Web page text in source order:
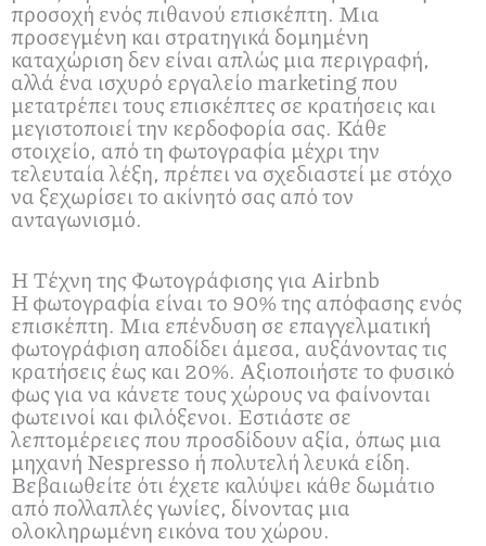
προσοχή ενός πιθανού επισκέπτη. Μια
προσεγμένη και στρατηγικά δομημένη
καταχώριση δεν είναι απλώς μια περιγραφή,
αλλά ένα ισχυρό εργαλείο marketing που
μετατρέπει τους επισκέπτες σε κρατήσεις και
μεγιστοποιεί την κερδοφορία σας. Κάθε
στοιχείο, από τη φωτογραφία μέχρι την
τελευταία λέξη, πρέπει να σχεδιαστεί με στόχο
να ξεχωρίσει το ακίνητό σας από τον
ανταγωνισμό.
Η Τέχνη της Φωτογράφισης για Airbnb
Η φωτογραφία είναι το 90% της απόφασης ενός
επισκέπτη. Μια επένδυση σε επαγγελματική
φωτογράφιση αποδίδει άμεσα, αυξάνοντας τις
κρατήσεις έως και 20%. Αξιοποιήστε το φυσικό
φως για να κάνετε τους χώρους να φαίνονται
φωτεινοί και φιλόξενοι. Εστιάστε σε
λεπτομέρειες που προσδίδουν αξία, όπως μια
μηχανή Nespresso ή πολυτελή λευκά είδη.
Βεβαιωθείτε ότι έχετε καλύψει κάθε δωμάτιο
από πολλαπλές γωνίες, δίνοντας μια
ολοκληρωμένη εικόνα του χώρου.